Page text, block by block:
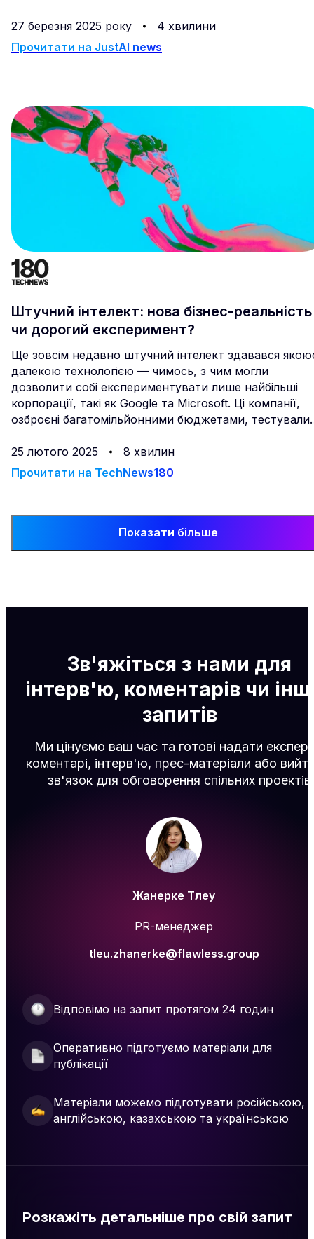
роздрібної торгівлі та фінансів до маркетингу та ІТ.
27 березня 2025 року
4 хвилини
Прочитати на JustAI news
Штучний інтелект: нова бізнес-реальність
чи дорогий експеримент?
Ще зовсім недавно штучний інтелект здавався
далекою технологією — чимось, з чим могли
дозволити собі експериментувати лише найбільші
корпорації, такі як Google та Microsoft. Ці компанії,
озброєні багатомільйонними бюджетами, тестували
досягали результатів, поки всі інші спостерігали
думаючи, що їм ще зарано долучатися до цієї гри.
25 лютого 2025
8 хвилин
Прочитати на TechNews180
Показати більше
Зв'яжіться з нами для
інтерв'ю, коментарів чи
запитів
Ми цінуємо ваш час та готові надати
коментарі, інтерв'ю, прес-матеріали або
зв'язок для обговорення спільних проектів
Жанерке Тлеу
PR-менеджер
tleu.zhanerke@flawless.group
Відповімо на запит протягом 24 годин
Оперативно підготуємо матеріали для
публікації
Матеріали можемо підготувати російською,
англійською, казахською та українською
Розкажіть детальніше про свій запит